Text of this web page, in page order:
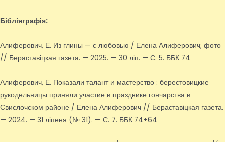
Бібліяграфія:
Алиферович, Е. Из глины — с любовью / Елена Алиферович; фото
// Бераставіцкая газета. — 2025. — 30 ліп. — С. 5. ББК 74
Алиферович, Е. Показали талант и мастерство : берестовицкие
рукодельницы приняли участие в празднике гончарства в
Свислочском районе / Елена Алиферович // Бераставіцкая газета.
— 2024. — 31 ліпеня (№ 31). — С. 7. ББК 74+64